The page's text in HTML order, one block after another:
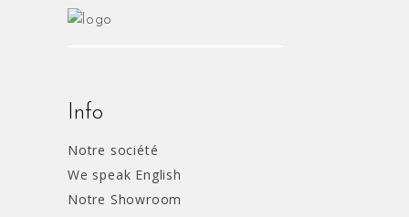
Info
Notre société
We speak English
Notre Showroom